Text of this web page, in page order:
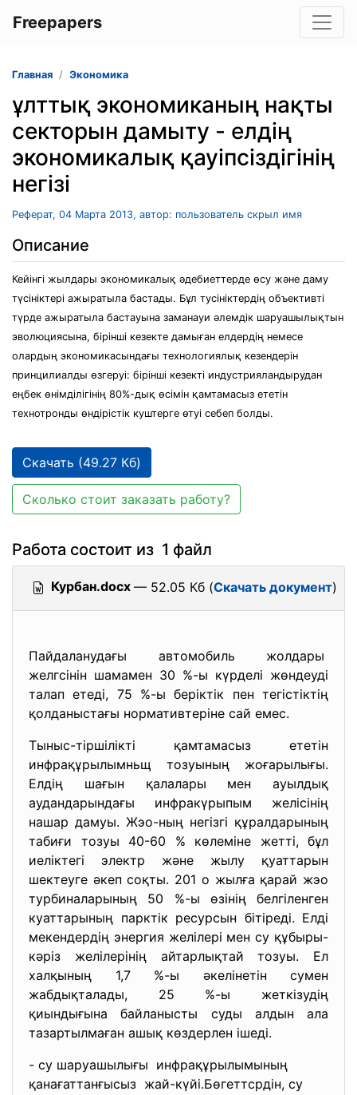
Freepapers
Главная Экономика
ұлттық экономиканың нақты
секторын дамыту - елдің
экономикалық қауіпсіздігінің
негізі
Реферат, 04 Марта 2013, автор: пользователь скрыл имя
Описание
Кейінгі жылдары экономикалық әдебиеттерде өсу және даму
түсініктері ажыратыла бастады. Бұл тусініктердің объективті
түрде ажыратыла бастауына заманауи әлемдік шаруашылықтын
эволюциясына, бірінші кезекте дамыған елдердің немесе
олардың экономикасындағы технологиялық кезендерін
принцилиалды өзгеруі: бірінші кезекті индустрияландырудан
еңбек өнімділігінің 80%-дық өсімін қамтамасыз ететін
технотронды өндірістік куштерге өтуі себеп болды.
Скачать (49.27 Кб)
Сколько стоит заказать работу?
Работа состоит из 1 файл
Курбан.docx — 52.05 Кб (Скачать документ)
Пайдаланудағы автомобиль жолдары
желгсінін шамамен 30 %-ы күрделі жөндеуді
талап етеді, 75 %-ы беріктік пен тегістіктің
қолданыстағы нормативтеріне сай емес.
Тыныс-тіршілікті қамтамасыз ететін
инфрақұрылымньщ тозуының жоғарылығы.
Елдің шағын қалалары мен ауылдық
аудандарындағы инфракүрыпым желісінің
нашар дамуы. Жэо-ның негізгі құралдарының
табиғи тозуы 40-60 % көлеміне жетті, бұл
иеліктегі электр және жылу қуаттарын
шектеуге әкеп соқты. 201 о жылға қарай жэо
турбиналарының 50 %-ы өзінің белгіленген
куаттарының парктік ресурсын бітіреді. Елді
мекендердің энергия желілері мен су құбыры-
кәріз желілерінің айтарлықтай тозуы. Ел
халқының 1,7 %-ы әкелінетін сумен
жабдықталады, 25 %-ы жеткізудің
қиындығына байланысты суды алдын ала
тазартылмаған ашық көздерлен ішеді.
- су шаруашылығы инфрақұрылымының
қанағаттанғысыз жай-күйі.Бөгеттсрдін, су